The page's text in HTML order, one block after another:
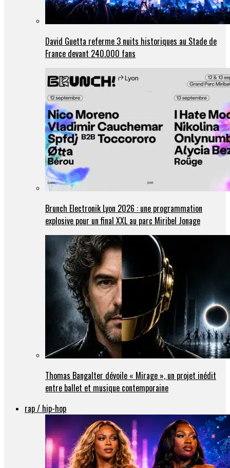
David Guetta referme 3 nuits historiques au Stade de
France devant 240.000 fans
Brunch Electronik Lyon 2026 : une programmation
explosive pour un final XXL au parc Miribel Jonage
Thomas Bangalter dévoile « Mirage », un projet inédit
entre ballet et musique contemporaine
rap / hip-hop